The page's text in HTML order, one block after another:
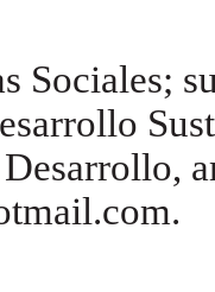
Sociales;